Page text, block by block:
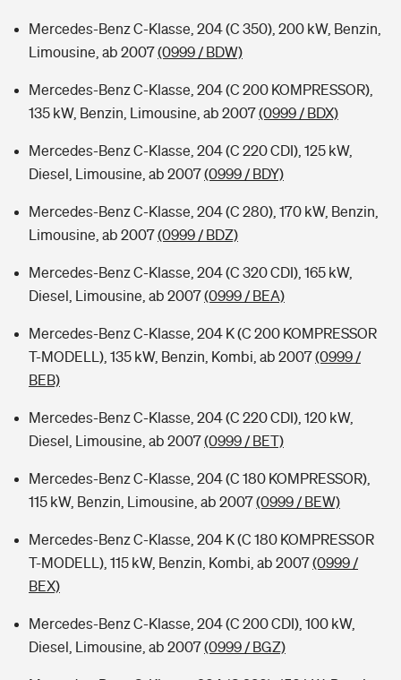
Mercedes-Benz C-Klasse, 204 (C 350), 200 kW, Benzin,
Limousine, ab 2007(0999 / BDW)
Mercedes-Benz C-Klasse, 204 (C 200 KOMPRESSOR),
135 kW, Benzin, Limousine, ab 2007(0999 / BDX)
Mercedes-Benz C-Klasse, 204 (C 220 CDI), 125 kW,
Diesel, Limousine, ab 2007(0999 / BDY)
Mercedes-Benz C-Klasse, 204 (C 280), 170 kW, Benzin,
Limousine, ab 2007(0999 / BDZ)
Mercedes-Benz C-Klasse, 204 (C 320 CDI), 165 kW,
Diesel, Limousine, ab 2007(0999 / BEA)
Mercedes-Benz C-Klasse, 204 K (C 200 KOMPRESSOR
T-MODELL), 135 kW, Benzin, Kombi, ab 2007(0999 /
BEB)
Mercedes-Benz C-Klasse, 204 (C 220 CDI), 120 kW,
Diesel, Limousine, ab 2007(0999 / BET)
Mercedes-Benz C-Klasse, 204 (C 180 KOMPRESSOR),
115 kW, Benzin, Limousine, ab 2007(0999 / BEW)
Mercedes-Benz C-Klasse, 204 K (C 180 KOMPRESSOR
T-MODELL), 115 kW, Benzin, Kombi, ab 2007(0999 /
BEX)
Mercedes-Benz C-Klasse, 204 (C 200 CDI), 100 kW,
Diesel, Limousine, ab 2007(0999 / BGZ)